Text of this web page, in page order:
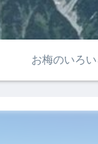
お梅のいろい